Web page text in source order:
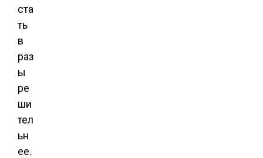
ста
ть
в
раз
ы
ре
ши
тел
ьн
ее.